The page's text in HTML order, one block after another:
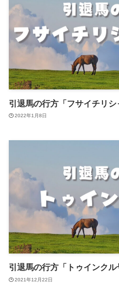
引退馬の行方「フサイチリシ
2022年1月8日
引退馬の行方「トゥインクル
2021年12月22日